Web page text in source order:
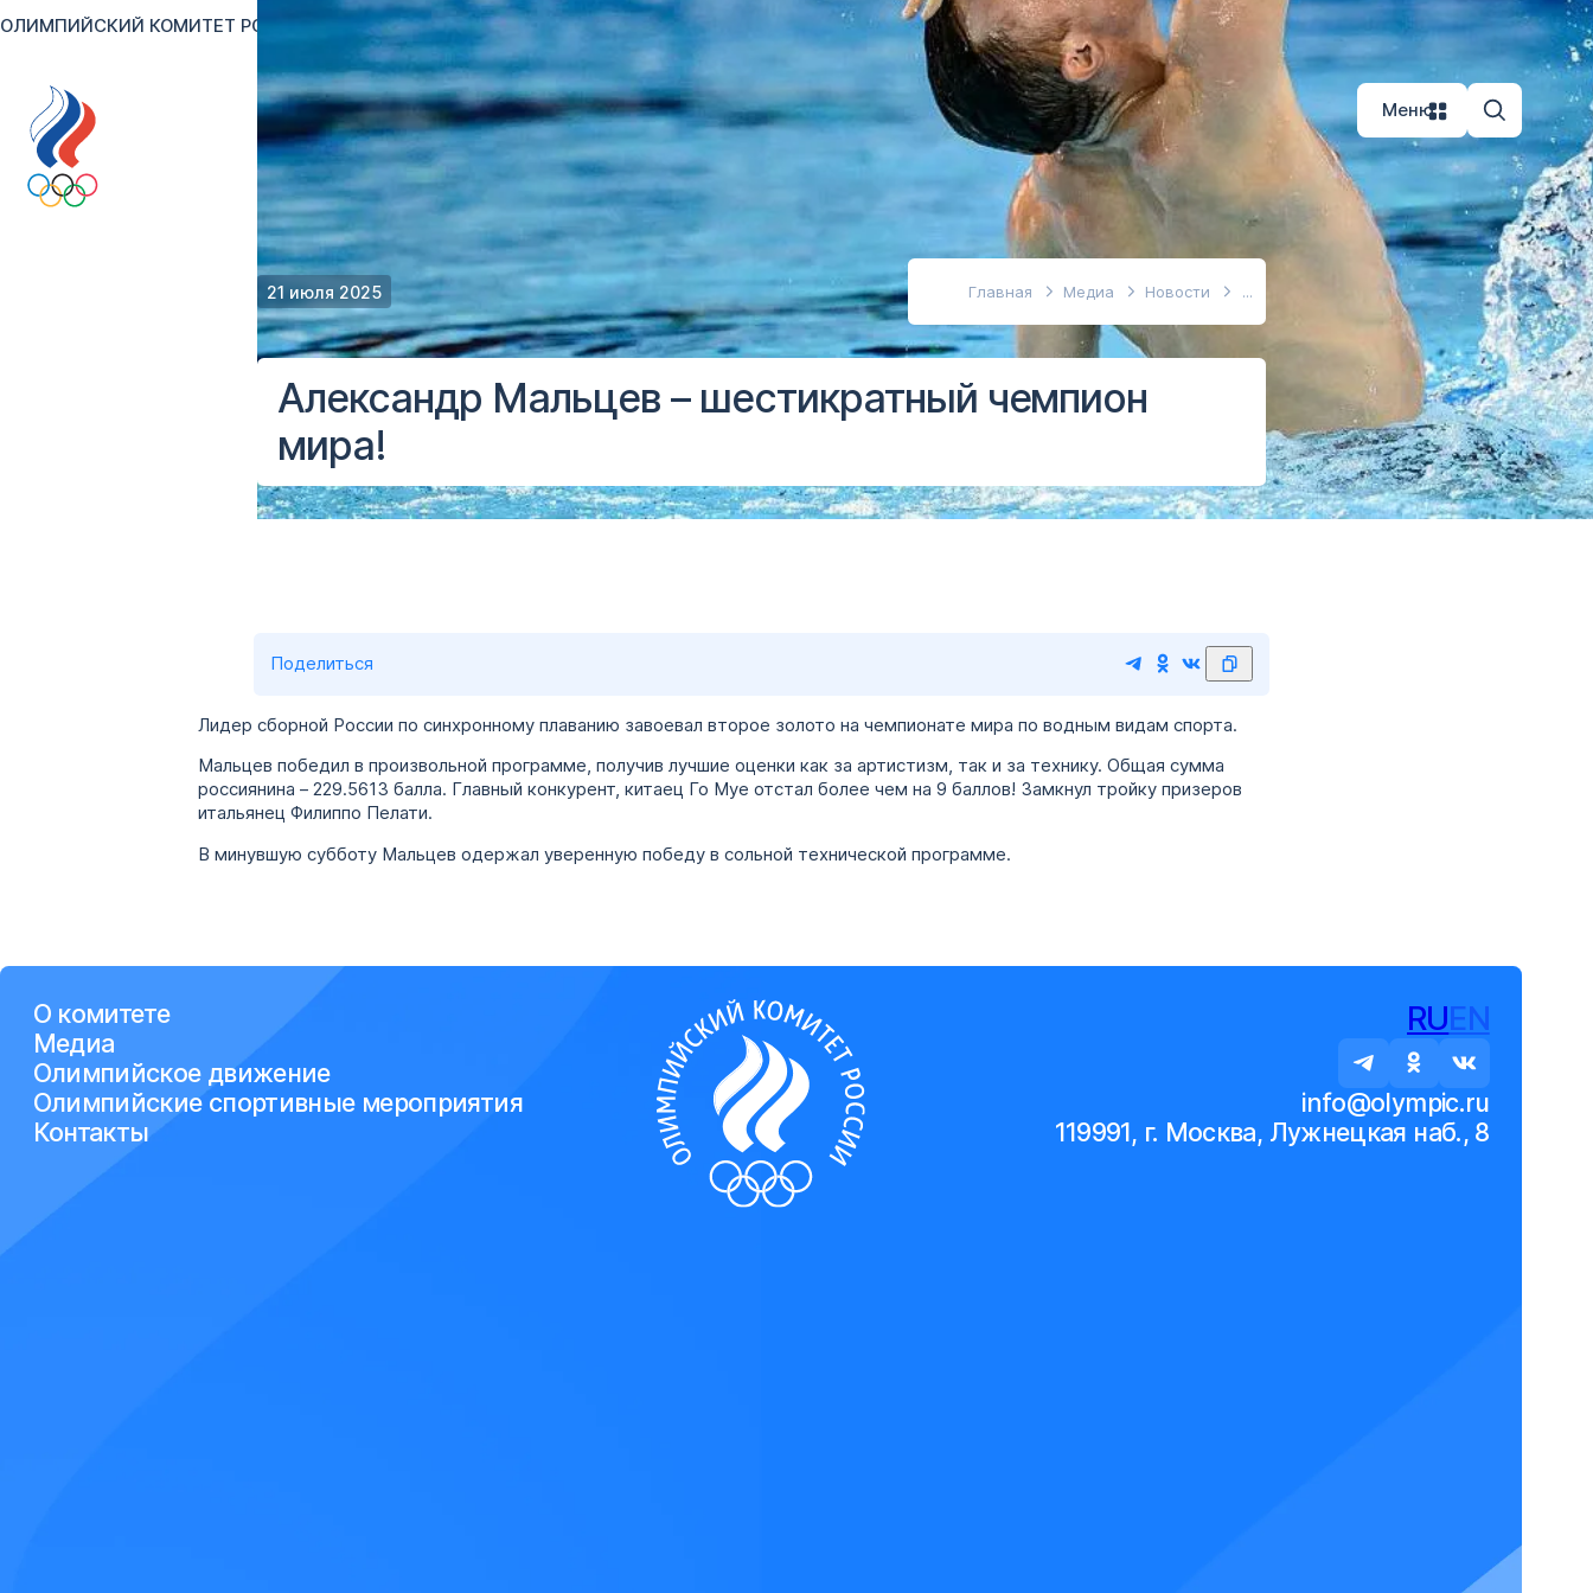
ОЛИМПИЙСКИЙ КОМИТЕТ РОССИИ Версия для слабовидящих
Меню
21 июля 2025 Главная Медиа Новости
Александр Мальцев – шестикратный чемпион
мира!
Поделиться
Лидер сборной России по синхронному плаванию завоевал второе золото на чемпионате мира по водным видам спорта.
Мальцев победил в произвольной программе, получив лучшие оценки как за артистизм, так и за технику. Общая сумма
россиянина – 229.5613 балла. Главный конкурент, китаец Го Муе отстал более чем на 9 баллов! Замкнул тройку призеров
итальянец Филиппо Пелати.
В минувшую субботу Мальцев одержал уверенную победу в сольной технической программе.
О комитете
Медиа
Олимпийское движение
Олимпийские спортивные мероприятия
Контакты
RUEN
info@olympic.ru
119991, г. Москва, Лужнецкая наб., 8